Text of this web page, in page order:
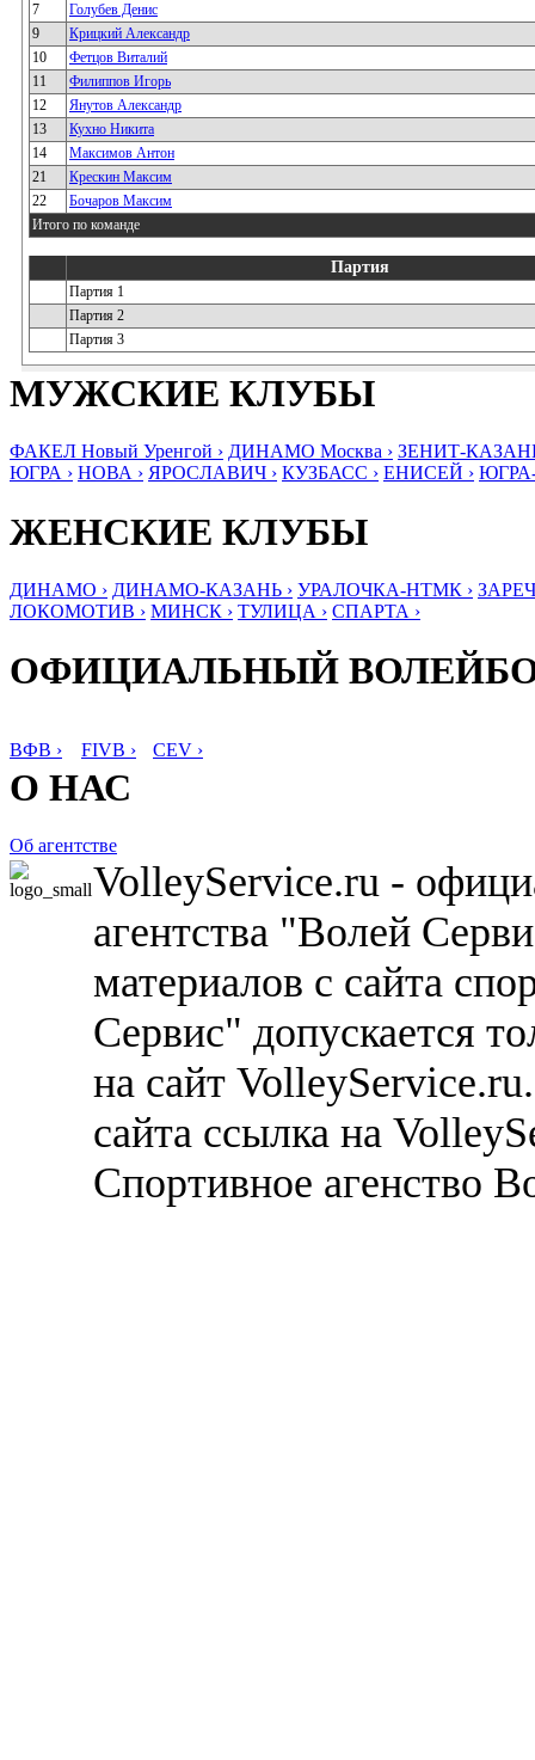
7
Голубев Денис
9
Крицкий Александр
10
Фетцов Виталий
11
Филиппов Игорь
12
Янутов Александр
13
Кухно Никита
14
Максимов Антон
21
Крескин Максим
22
Бочаров Максим
Итого по команде
Партия
Партия 1
Партия 2
Партия 3
МУЖСКИЕ КЛУБЫ
ФАКЕЛ Новый Уренгой › ДИНАМО Москва › ЗЕНИТ-
ЮГРА › НОВА › ЯРОСЛАВИЧ › КУЗБАСС › ЕНИСЕЙ ›
ЖЕНСКИЕ КЛУБЫ
ДИНАМО › ДИНАМО-КАЗАНЬ › УРАЛОЧКА-НТМК ›
ЛОКОМОТИВ › МИНСК › ТУЛИЦА › СПАРТА ›
ОФИЦИАЛЬНЫЙ
ВФВ › FIVB › CEV ›
О НАС
Об агентстве
VolleyService.ru -
агентства "Волей
материалов с сайта
Сервис" допускается
на сайт
сайта ссылка на
Спортивное агенство